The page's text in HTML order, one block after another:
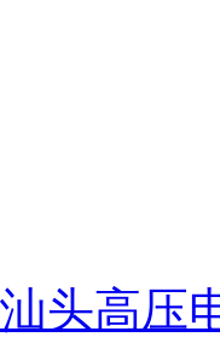
汕头高压